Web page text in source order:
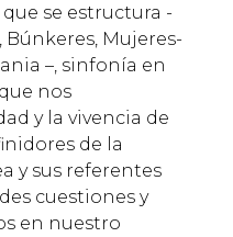
se estructura -
Búnkeres, Mujeres-
–, sinfonía en
nos
y la vivencia de
de la
y sus referentes
cuestiones y
en nuestro